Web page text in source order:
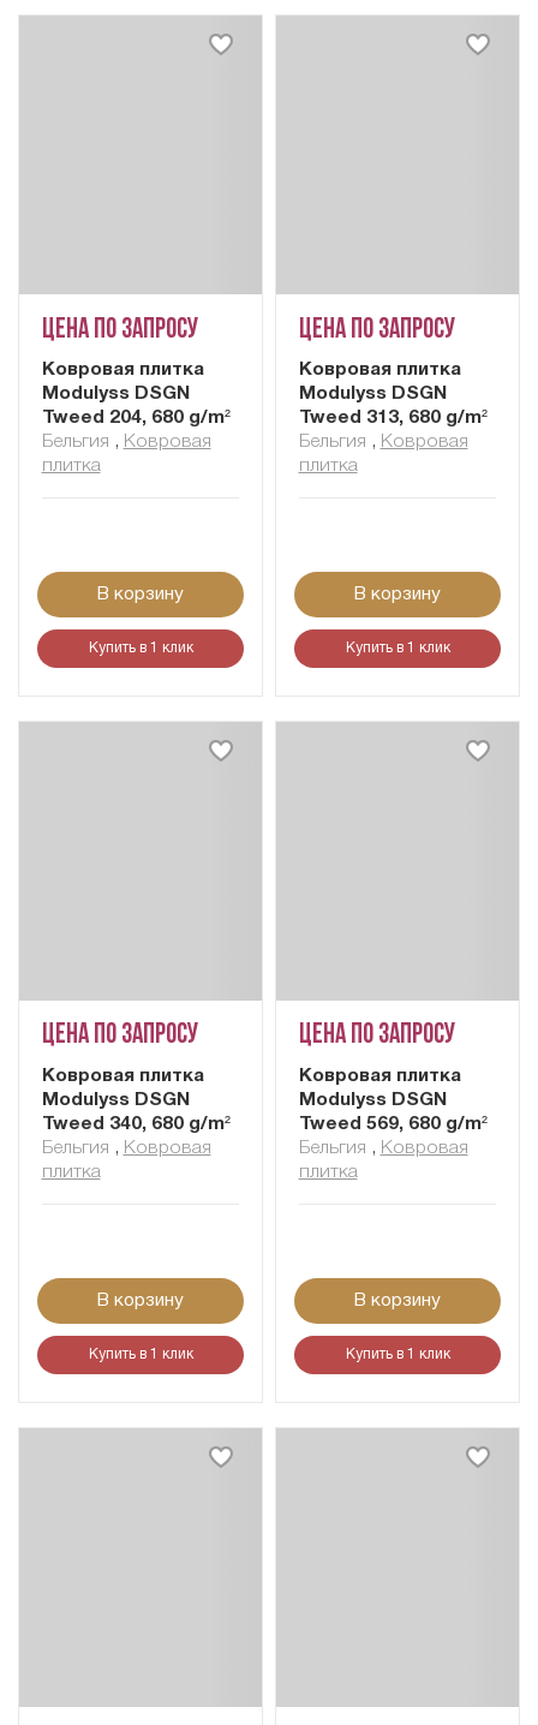
Цена по запросу
Ковровая плитка
Modulyss DSGN
Tweed 204, 680 g/m²
Бельгия , Ковровая
плитка
В корзину
Купить в 1 клик
Цена по запросу
Ковровая плитка
Modulyss DSGN
Tweed 313, 680 g/m²
Бельгия , Ковровая
плитка
В корзину
Купить в 1 клик
Цена по запросу
Ковровая плитка
Modulyss DSGN
Tweed 340, 680 g/m²
Бельгия , Ковровая
плитка
В корзину
Купить в 1 клик
Цена по запросу
Ковровая плитка
Modulyss DSGN
Tweed 569, 680 g/m²
Бельгия , Ковровая
плитка
В корзину
Купить в 1 клик